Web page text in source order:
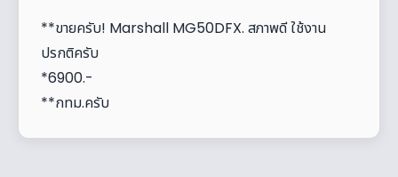
**ขายครับ! Marshall MG50DFX. สภาพดี ใช้งาน
ปรกติครับ
*6900.-
**กทม.ครับ